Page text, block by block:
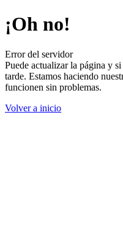
¡Oh no!
Error del servidor
Puede actualizar la página y
tarde. Estamos haciendo
funcionen sin problemas.
Volver a inicio